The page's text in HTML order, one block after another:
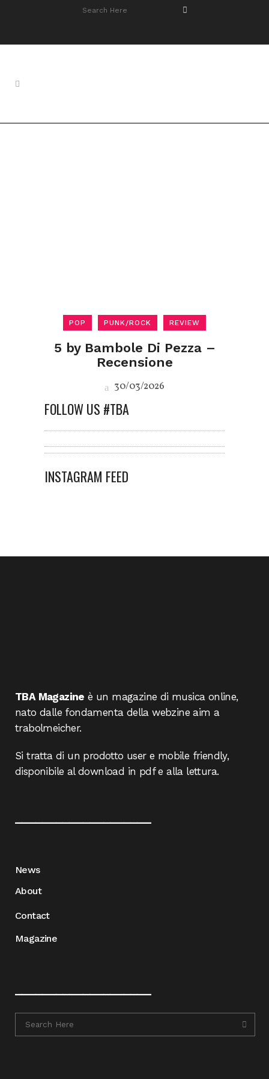
POP PUNK/ROCK REVIEW
5 by Bambole Di Pezza –
Recensione
30/03/2026
FOLLOW US #TBA
INSTAGRAM FEED
TBA Magazine è un magazine di musica online,
nato dalle fondamenta della webzine aim a
trabolmeicher.
Si tratta di un prodotto user e mobile friendly,
disponibile al download in pdf e alla lettura.
News
About
Contact
Magazine